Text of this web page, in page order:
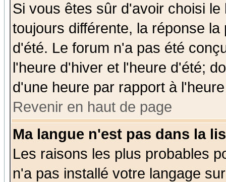
Si vous êtes sûr d'avoir choisi
toujours différente, la réponse
d'été. Le forum n'a pas été
l'heure d'hiver et l'heure d'été;
d'une heure par rapport à
Revenir en haut de page
Ma langue n'est pas dans la
Les raisons les plus probables
n'a pas installé votre langage